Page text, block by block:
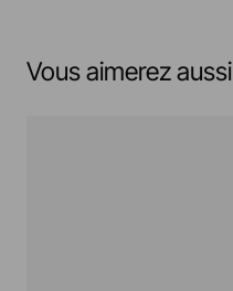
Vous aimerez aussi